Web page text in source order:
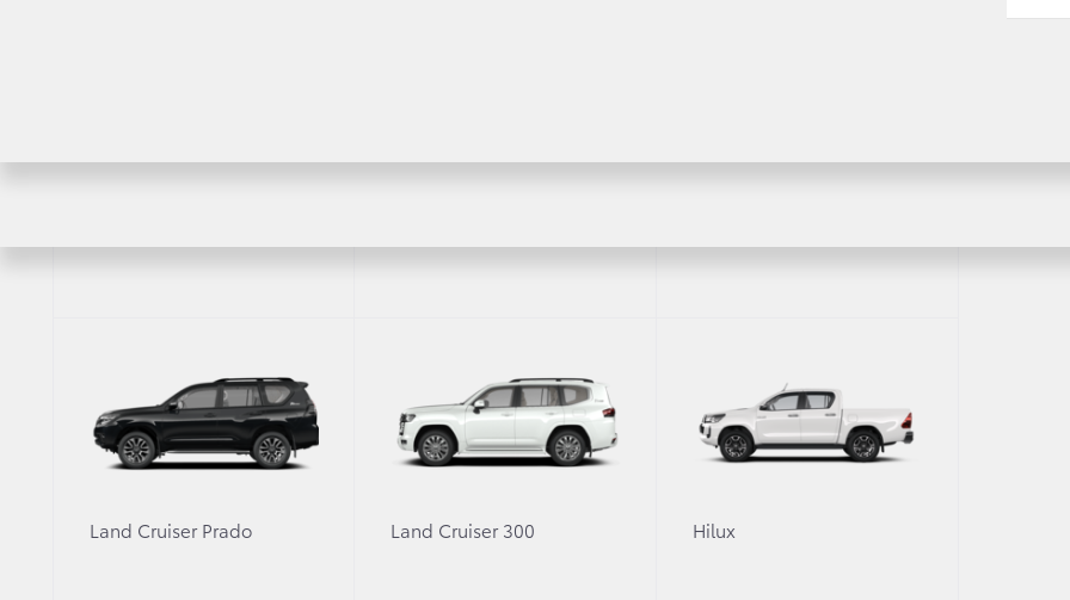
Land Cruiser Prado Land Cruiser 300 Hilux
У Вашей TOYOTA начинается новая жизнь!